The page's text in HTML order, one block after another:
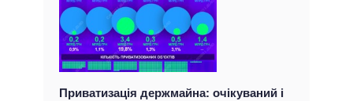
Приватизація держмайна: очікуваний і